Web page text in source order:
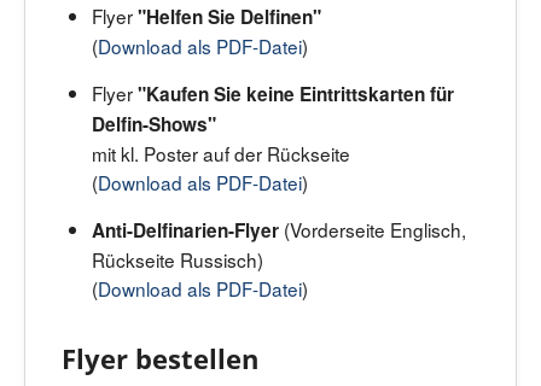
Flyer"Helfen Sie Delfinen"
(Download als PDF-Datei)
Flyer"Kaufen Sie keine Eintrittskarten für
Delfin-Shows"
mit kl. Poster auf der Rückseite
(Download als PDF-Datei)
Anti-Delfinarien-Flyer (Vorderseite Englisch,
Rückseite Russisch)
(Download als PDF-Datei)
Flyer bestellen